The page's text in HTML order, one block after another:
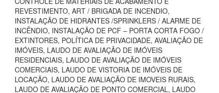
REVESTIMENTO, ART / BRIGADA DE INCENDIO,
INSTALAÇÃO DE HIDRANTES /SPRINKLERS / ALARME DE
INCÊNDIO, INSTALAÇÃO DE PCF – PORTA CORTA FOGO /
EXTINTORES, POLÍTICA DE PRIVACIDADE, AVALIAÇÃO DE
IMÓVEIS, LAUDO DE AVALIAÇÃO DE IMÓVEIS
RESIDENCIAIS, LAUDO DE AVALIAÇÃO DE IMÓVEIS
COMERCIAIS, LAUDO DE VISTORIA DE IMÓVEIS DE
LOCAÇÃO, LAUDO DE AVALIAÇÃO DE IMOVEIS RURAIS,
LAUDO DE AVALIAÇÃO DE PONTO COMERCIAL, LAUDO